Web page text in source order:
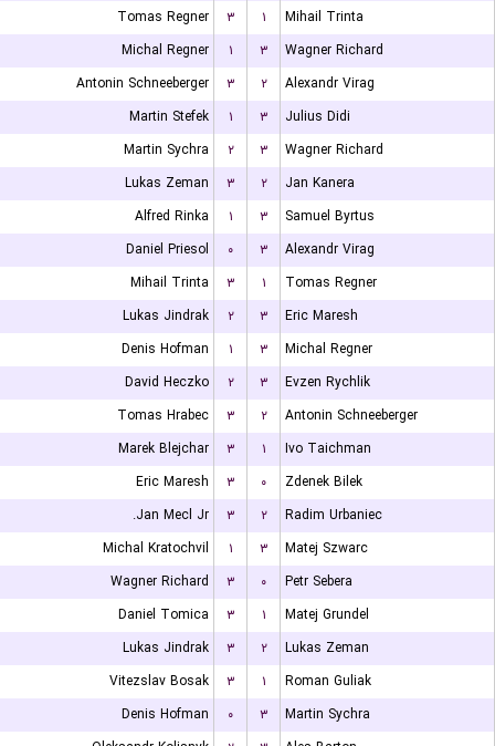
Tomas Regner
۳ ۱
Mihail Trinta
Michal Regner
۱ ۳
Wagner Richard
Antonin Schneeberger
۳ ۲
Alexandr Virag
Martin Stefek
۱ ۳
Julius Didi
Martin Sychra
۲ ۳
Wagner Richard
Lukas Zeman
۳ ۲
Jan Kanera
Alfred Rinka
۱ ۳
Samuel Byrtus
Daniel Priesol
۰ ۳
Alexandr Virag
Mihail Trinta
۳ ۱
Tomas Regner
Lukas Jindrak
۲ ۳
Eric Maresh
Denis Hofman
۱ ۳
Michal Regner
David Heczko
۲ ۳
Evzen Rychlik
Tomas Hrabec
۳ ۲
Antonin Schneeberger
Marek Blejchar
۳ ۱
Ivo Taichman
Eric Maresh
۳ ۰
Zdenek Bilek
Jan Mecl Jr.
۳ ۲
Radim Urbaniec
Michal Kratochvil
۱ ۳
Matej Szwarc
Wagner Richard
۳ ۰
Petr Sebera
Daniel Tomica
۳ ۱
Matej Grundel
Lukas Jindrak
۳ ۲
Lukas Zeman
Vitezslav Bosak
۳ ۱
Roman Guliak
Denis Hofman
۰ ۳
Martin Sychra